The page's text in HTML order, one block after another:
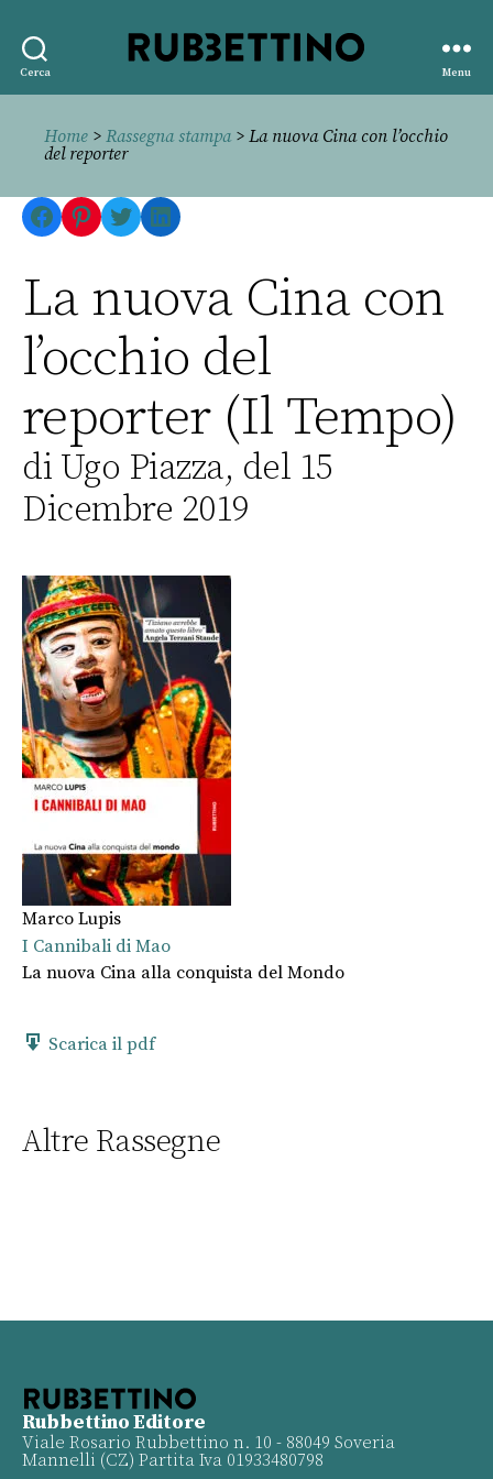
Cerca
editore
Menu
Home > Rassegna stampa> La nuova Cina con l’occhio
del reporter
Facebook
Pinterest
TwitterLinkedIn
La nuova Cina con
l’occhio del
reporter (Il Tempo)
di Ugo Piazza, del 15
Dicembre 2019
Marco Lupis
I Cannibali di Mao
La nuova Cina alla conquista del Mondo
Scarica il pdf
Altre Rassegne
Rubbettino Editore
Viale Rosario Rubbettino n. 10 - 88049 Soveria
Mannelli (CZ) Partita Iva 01933480798